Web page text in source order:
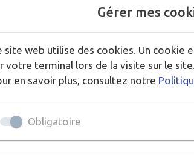
1/1
soirs de 19h30 à 21h pour 1h1/2
travail musculaire en profondeur.
Gérer mes
site web utilise des cookies. Un cookie
votre terminal lors de la visite sur le site.
en savoir plus, consultez notre
Obligatoire